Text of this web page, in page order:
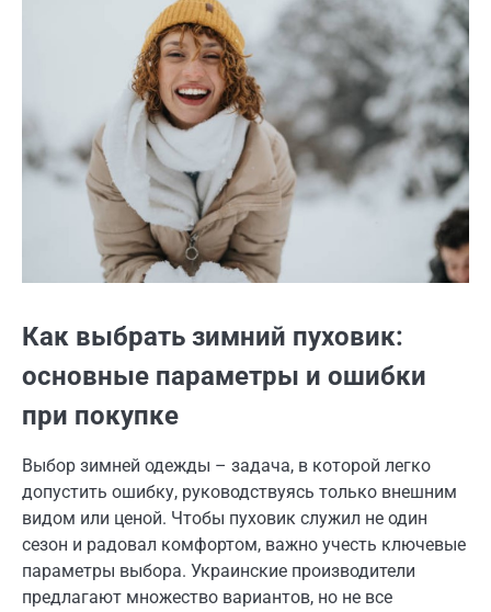
Как выбрать зимний пуховик:
основные параметры и ошибки
при покупке
Выбор зимней одежды – задача, в которой легко
допустить ошибку, руководствуясь только внешним
видом или ценой. Чтобы пуховик служил не один
сезон и радовал комфортом, важно учесть ключевые
параметры выбора. Украинские производители
предлагают множество вариантов, но не все